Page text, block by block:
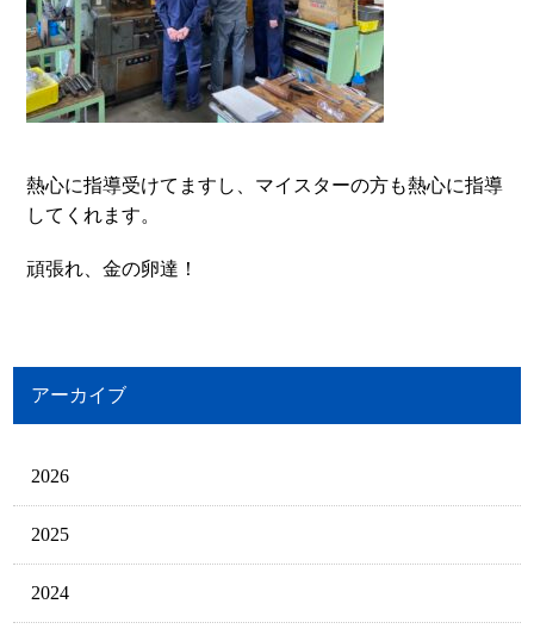
熱心に指導受けてますし、マイスターの方も熱心に指導
してくれます。
頑張れ、金の卵達！
アーカイブ
2026
2025
2024